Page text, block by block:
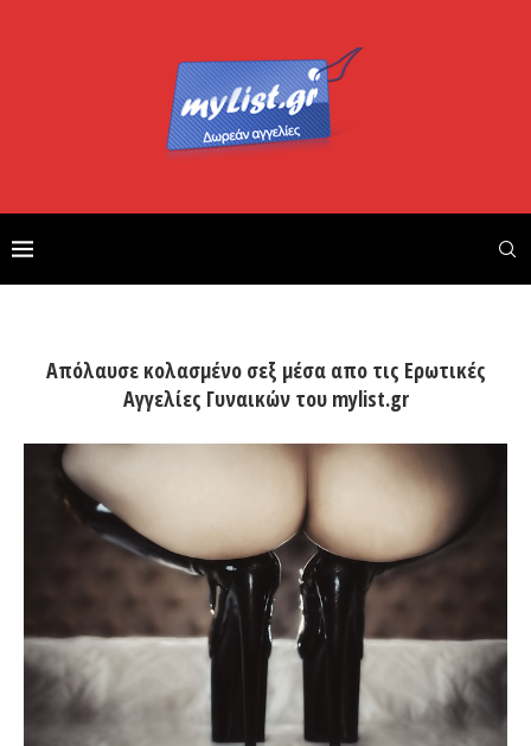
Απόλαυσε κολασμένο σεξ μέσα απο τις Ερωτικές
Αγγελίες Γυναικών του mylist.gr